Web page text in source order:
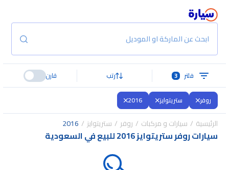
ابحث عن الماركة او الموديل
فلتر 3 رتب قارن
روفر ستريتوايز 2016
الرئيسية سيارات و مركبات روفر ستريتوايز 2016
سيارات روفر ستريتوايز 2016 للبيع في السعودية